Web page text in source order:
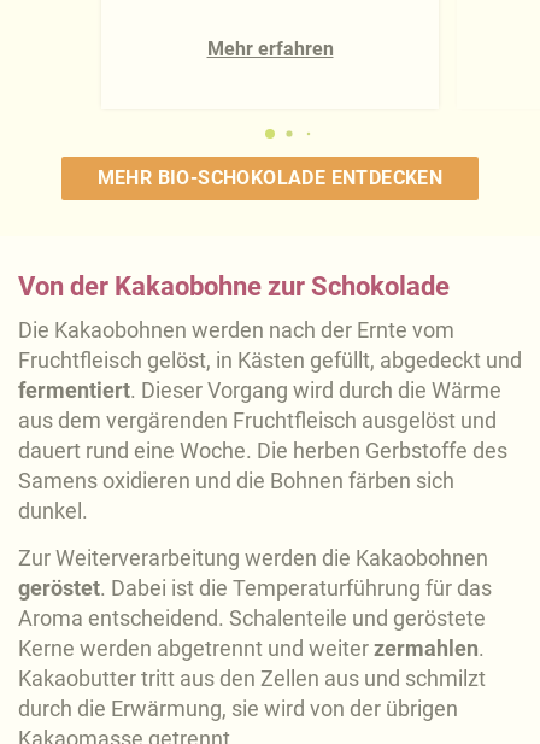
Mehr erfahren
MEHR BIO-SCHOKOLADE ENTDECKEN
Von der Kakaobohne zur Schokolade
Die Kakaobohnen werden nach der Ernte vom
Fruchtfleisch gelöst, in Kästen gefüllt, abgedeckt und
fermentiert. Dieser Vorgang wird durch die Wärme
aus dem vergärenden Fruchtfleisch ausgelöst und
dauert rund eine Woche. Die herben Gerbstoffe des
Samens oxidieren und die Bohnen färben sich
dunkel.
Zur Weiterverarbeitung werden die Kakaobohnen
geröstet. Dabei ist die Temperaturführung für das
Aroma entscheidend. Schalenteile und geröstete
Kerne werden abgetrennt und weiterzermahlen.
Kakaobutter tritt aus den Zellen aus und schmilzt
durch die Erwärmung, sie wird von der übrigen
Kakaomasse getrennt.